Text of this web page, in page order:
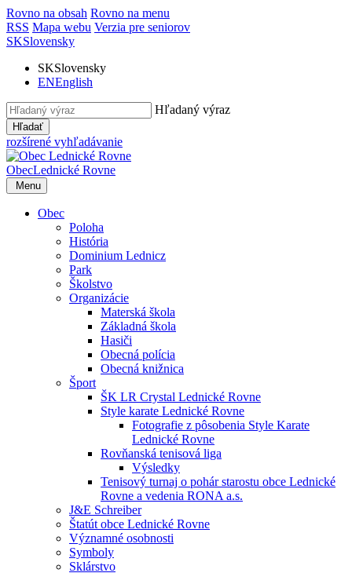
Rovno na obsah Rovno na menu
RSS Mapa webu Verzia pre seniorov
SKSlovensky
SKSlovensky
ENEnglish
Hľadaný výraz
Hľadať
rozšírené vyhľadávanie
ObecLednické Rovne
Menu
Obec
Poloha
História
Dominium Lednicz
Park
Školstvo
Organizácie
Materská škola
Základná škola
Hasiči
Obecná polícia
Obecná knižnica
Šport
ŠK LR Crystal Lednické Rovne
Style karate Lednické Rovne
Fotografie z pôsobenia Style Karate
Lednické Rovne
Rovňanská tenisová liga
Výsledky
Tenisový turnaj o pohár starostu obce Lednické
Rovne a vedenia RONA a.s.
J&E Schreiber
Štatút obce Lednické Rovne
Významné osobnosti
Symboly
Sklárstvo